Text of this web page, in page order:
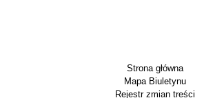
Strona główna
Mapa Biuletynu
Rejestr zmian treści